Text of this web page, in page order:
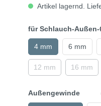
Artikel lagernd.
für Schlauch-
4 mm 6 mm
12 mm 16 mm
Außengewinde